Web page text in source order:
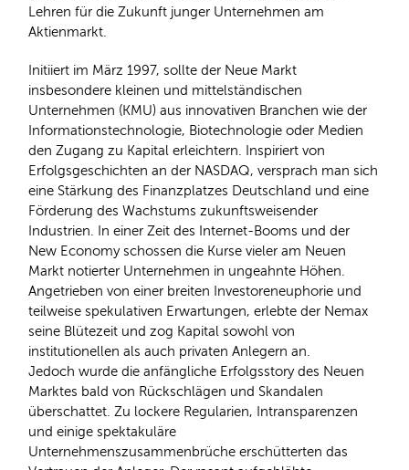
Lehren für die Zukunft junger Unternehmen am
Aktienmarkt.
Initiiert im März 1997, sollte der Neue Markt
insbesondere kleinen und mittelständischen
Unternehmen (KMU) aus innovativen Branchen wie der
Informationstechnologie, Biotechnologie oder Medien
den Zugang zu Kapital erleichtern. Inspiriert von
Erfolgsgeschichten an der NASDAQ, versprach man sich
eine Stärkung des Finanzplatzes Deutschland und eine
Förderung des Wachstums zukunftsweisender
Industrien. In einer Zeit des Internet-Booms und der
New Economy schossen die Kurse vieler am Neuen
Markt notierter Unternehmen in ungeahnte Höhen.
Angetrieben von einer breiten Investoreneuphorie und
teilweise spekulativen Erwartungen, erlebte der Nemax
seine Blütezeit und zog Kapital sowohl von
institutionellen als auch privaten Anlegern an.
Jedoch wurde die anfängliche Erfolgsstory des Neuen
Marktes bald von Rückschlägen und Skandalen
überschattet. Zu lockere Regularien, Intransparenzen
und einige spektakuläre
Unternehmenszusammenbrüche erschütterten das